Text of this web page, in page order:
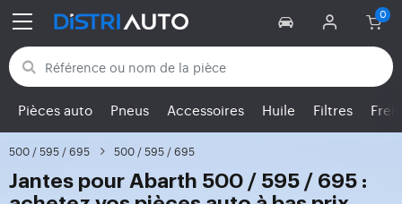
Retour aux catégories
Pièces auto Pneus Accessoires Huile Filtres
500 / 595 / 695 500 / 595 / 695
Jantes pour Abarth 500 / 595 / 695 :